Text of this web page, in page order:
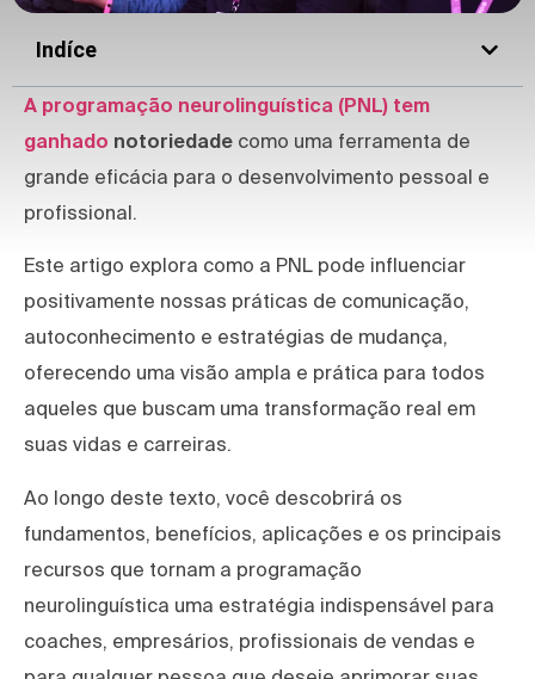
Indíce
A programação neurolinguística (PNL) tem
ganhado notoriedade como uma ferramenta de
grande eficácia para o desenvolvimento pessoal e
profissional.
Este artigo explora como a PNL pode influenciar
positivamente nossas práticas de comunicação,
autoconhecimento e estratégias de mudança,
oferecendo uma visão ampla e prática para todos
aqueles que buscam uma transformação real em
suas vidas e carreiras.
Ao longo deste texto, você descobrirá os
fundamentos, benefícios, aplicações e os principais
recursos que tornam a programação
neurolinguística uma estratégia indispensável para
coaches, empresários, profissionais de vendas e